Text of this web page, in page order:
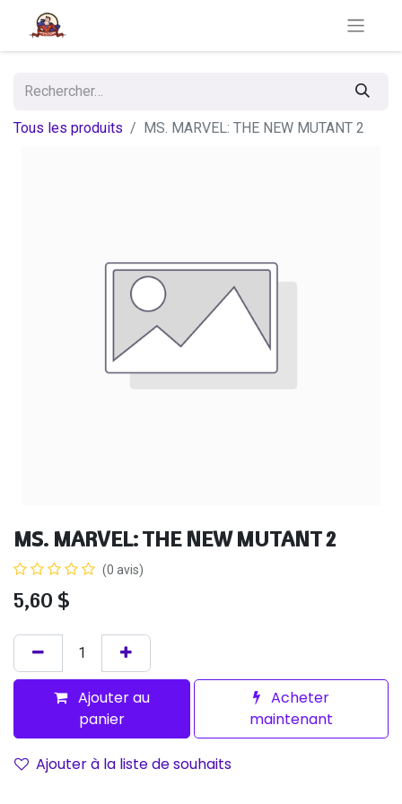
Tous les produits MS. MARVEL: THE NEW MUTANT 2
MS. MARVEL: THE NEW MUTANT 2
(0 avis)
5,60 $
Ajouter au
panier
Acheter
maintenant
Ajouter à la liste de souhaits